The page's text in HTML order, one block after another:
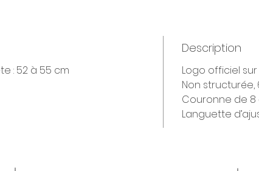
: 52 à 55 cm
Description
Logo officiel
Non structurée,
Couronne de 8
Languette